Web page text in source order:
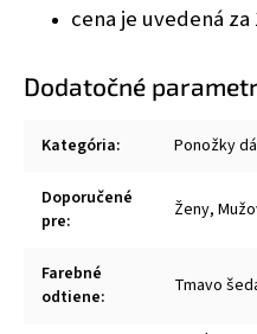
cena je uvedená za
Dodatočné
Kategória: Ponožky
Doporučené
pre: Ženy,
Farebné
odtiene: Tmavo